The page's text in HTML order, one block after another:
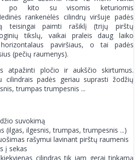
po kito su visomis keturiomis
rankenėlės cilindrų viršuje padės
teisingai paimti rašiklį (trijų pirštų
tikslų, vaikai praleis daug laiko
paviršiaus, o tai padės
(pečių raumenys).
atpažinti pločio ir aukščio skirtumus.
cilindrais padės geriau suprasti žodžių
trumpas trumpesnis ...
suvokimą
(ilgas, ilgesnis, trumpas, trumpesnis ...)
rašymui lavinant pirštų raumenis
į sekas
cilindras tik jam gerai tinkamą